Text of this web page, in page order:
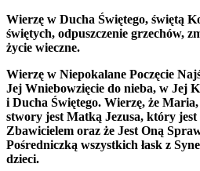
Wierzę w Ducha Świętego, świętą
świętych, odpuszczenie grzechów,
życie wieczne.
Wierzę w Niepokalane Poczęcie
Jej Wniebowzięcie do nieba, w Jej
i Ducha Świętego. Wierzę, że
stwory jest Matką Jezusa, który jest
Zbawicielem oraz że Jest Oną
Pośredniczką wszystkich łask z
dzieci.